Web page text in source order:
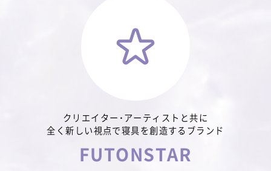
クリエイター・アーティストと共に
全く新しい視点で寝具を創造するブランド
FUTONSTAR